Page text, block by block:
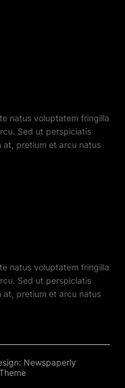
natus voluptatem fringilla
Sed ut perspiciatis
at, pretium et arcu natus
natus voluptatem fringilla
Sed ut perspiciatis
at, pretium et arcu natus
Newspaperly